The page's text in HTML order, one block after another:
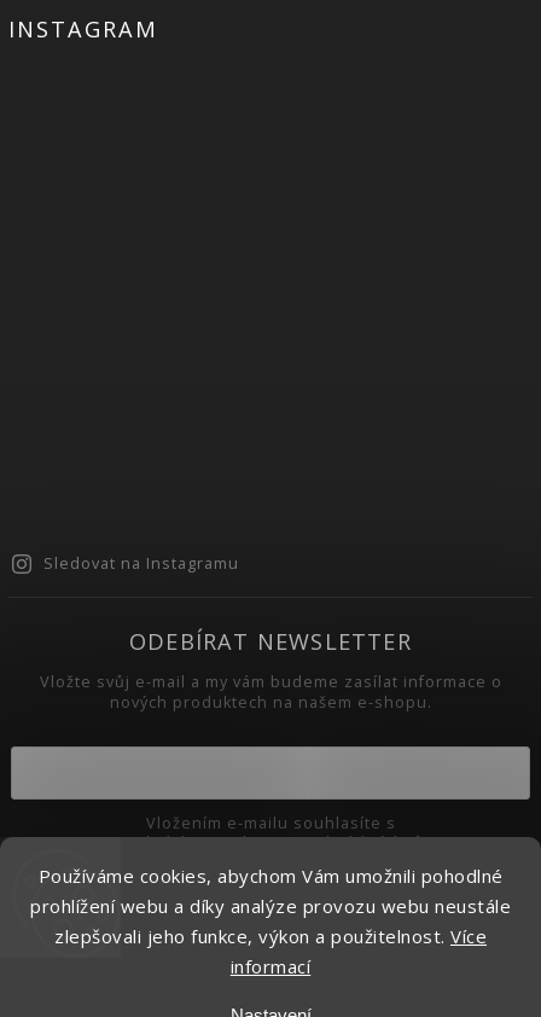
Používáme cookies, abychom Vám umožnili pohodlné
prohlížení webu a díky analýze provozu webu neustále
zlepšovali jeho funkce, výkon a použitelnost. Více
informací
INSTAGRAM
Sledovat na Instagramu
ODEBÍRAT NEWSLETTER
Vložte svůj e-mail a my vám budeme zasílat informace o
nových produktech na našem e-shopu.
podmínkami ochrany osobních údajů
Přihlásit se